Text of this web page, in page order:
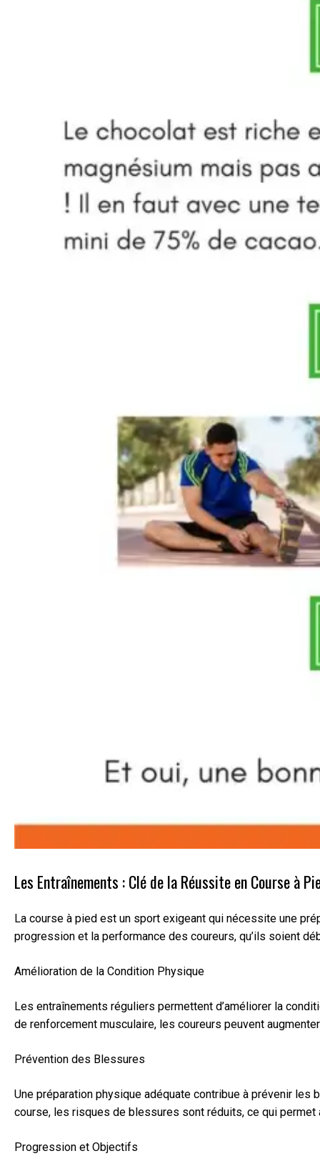
Les Entraînements : Clé de la Réussite en Course à
La course à pied est un sport exigeant qui nécessite une
progression et la performance des coureurs, qu’ils soient
Amélioration de la Condition Physique
Les entraînements réguliers permettent d’améliorer la
de renforcement musculaire, les coureurs peuvent
Prévention des Blessures
Une préparation physique adéquate contribue à prévenir
course, les risques de blessures sont réduits, ce qui permet
Progression et Objectifs